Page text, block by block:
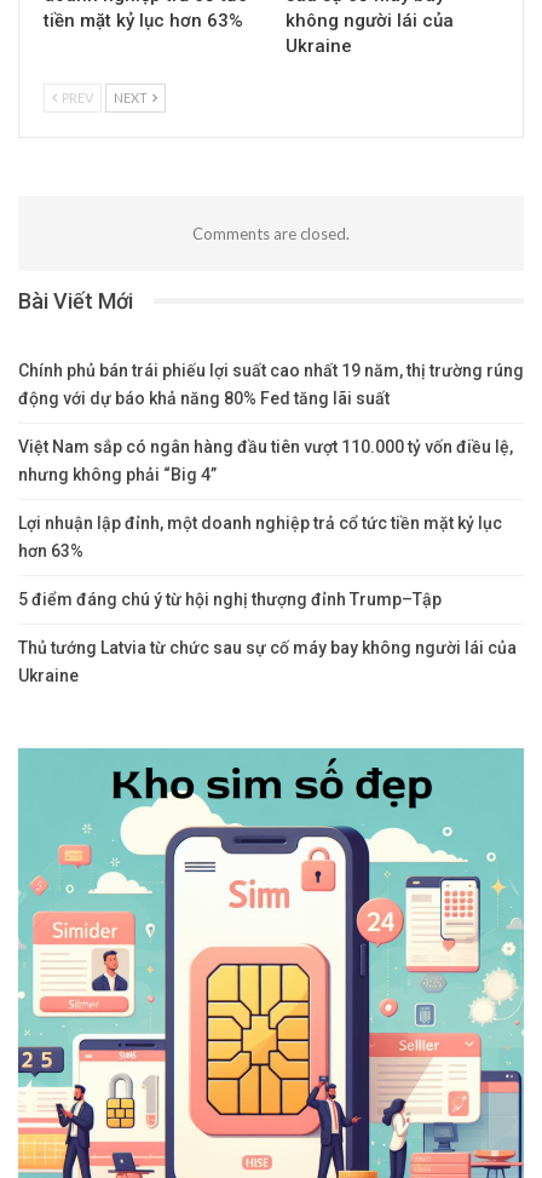
tiền mặt kỷ lục hơn 63%
không người lái của
Ukraine
PREV NEXT
Comments are closed.
Bài Viết Mới
Chính phủ bán trái phiếu lợi suất cao nhất 19 năm, thị trường rúng
động với dự báo khả năng 80% Fed tăng lãi suất
Việt Nam sắp có ngân hàng đầu tiên vượt 110.000 tỷ vốn điều lệ,
nhưng không phải “Big 4”
Lợi nhuận lập đỉnh, một doanh nghiệp trả cổ tức tiền mặt kỷ lục
hơn 63%
5 điểm đáng chú ý từ hội nghị thượng đỉnh Trump–Tập
Thủ tướng Latvia từ chức sau sự cố máy bay không người lái của
Ukraine